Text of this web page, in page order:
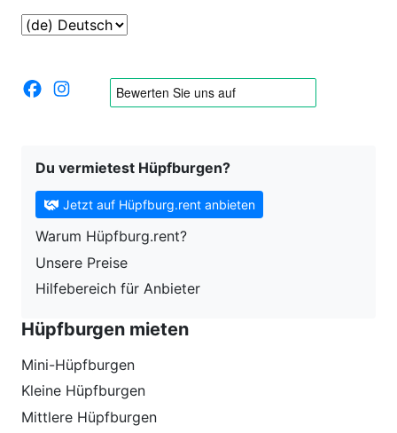
Du vermietest Hüpfburgen?
Jetzt auf Hüpfburg.rent anbieten
Warum Hüpfburg.rent?
Unsere Preise
Hilfebereich für Anbieter
Hüpfburgen mieten
Mini-Hüpfburgen
Kleine Hüpfburgen
Mittlere Hüpfburgen